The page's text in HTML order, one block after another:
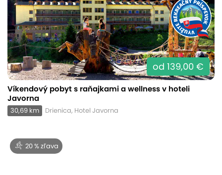
od 139,00 €
Víkendový pobyt s raňajkami a wellness v hoteli
Javorna
30,69 km Drienica, Hotel Javorna
20 % zľava